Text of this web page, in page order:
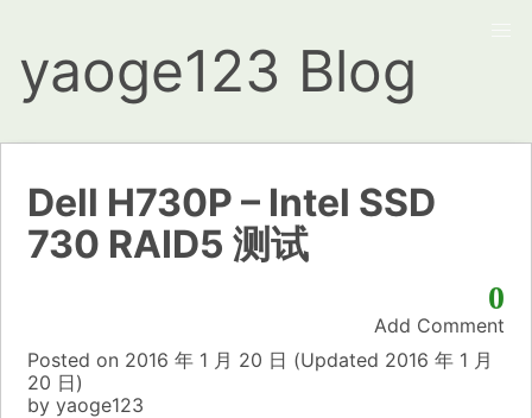
yaoge123 Blog
Dell H730P – Intel SSD
730 RAID5 测试
0
Add Comment
Posted on 2016 年 1 月 20 日 (Updated 2016 年 1 月
20 日)
by yaoge123